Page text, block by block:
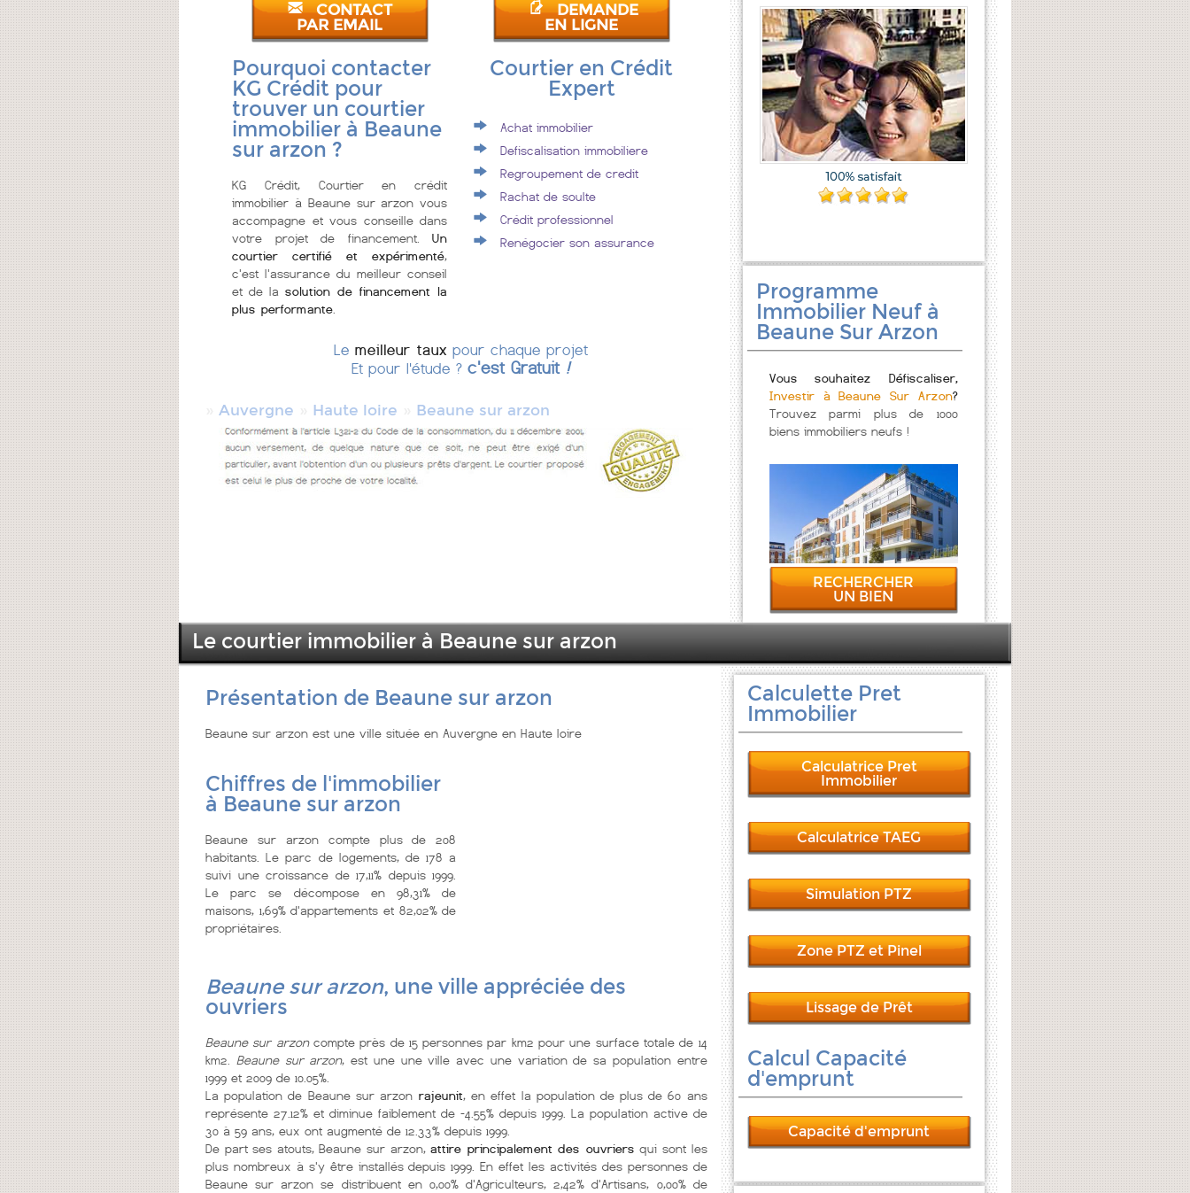
CONTACT
PAR EMAIL
DEMANDE
EN LIGNE
Pourquoi contacter
KG Crédit pour
trouver un courtier
immobilier à Beaune
sur arzon ?
KG Crédit, Courtier en crédit
immobilier à Beaune sur arzon vous
accompagne et vous conseille dans
votre projet de financement.Un
courtier certifié et expérimenté,
c'est l'assurance du meilleur conseil
et de lasolution de financement la
plus performante
Courtier en Crédit
Expert
Achat immobilier
Defiscalisation immobiliere
Regroupement de credit
Rachat de soulte
Crédit professionnel
Renégocier son assurance
Le meilleur taux pour chaque projet
Et pour l'étude ?c'est Gratuit !
Auvergne Haute loire Beaune sur arzon
Programme
Immobilier Neuf à
Beaune Sur Arzon
Vous souhaitez Défiscaliser,
Investir à Beaune Sur Arzon?
Trouvez parmi plus de 1000
biens immobiliers neufs !
RECHERCHER
UN BIEN
Le courtier immobilier à Beaune sur arzon
Présentation de Beaune sur arzon
Beaune sur arzon est une ville située en Auvergne en Haute loire
Chiffres de l'immobilier
à Beaune sur arzon
Beaune sur arzon compte plus de 208
habitants. Le parc de logements, de 178 a
suivi une croissance de 17,11% depuis 1999.
Le parc se décompose en 98,31% de
maisons, 1,69% d'appartements et 82,02% de
propriétaires.
Beaune sur arzon, une ville appréciée des
ouvriers
Beaune sur arzoncompte près de 15 personnes par km2 pour une surface totale de 14
km2. Beaune sur arzon, est une une villeavec une variation de sa population entre
1999 et 2009 de 10.05%.
La population de Beaune sur arzonrajeunit, en effet la population de plus de 60 ans
représente 27.12% et diminue faiblement de -4.55% depuis 1999. La population active de
30 à 59 ans, eux ont augmenté de 12.33% depuis 1999.
De part ses atouts, Beaune sur arzon,attire principalement des ouvriers qui sont les
plus nombreux à s'y être installés depuis 1999. En effet les activités des personnes de
Beaune sur arzon se distribuent en 0,00% d'Agriculteurs, 2,42% d'Artisans, 0,00% de
Calculette Pret
Immobilier
Calculatrice Pret
Immobilier
Calculatrice TAEG
Simulation PTZ
Zone PTZ et Pinel
Lissage de Prêt
Calcul Capacité
d'emprunt
Capacité d'emprunt